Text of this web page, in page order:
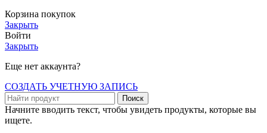
Корзина покупок
Закрыть
Войти
Закрыть
Еще нет аккаунта?
СОЗДАТЬ УЧЕТНУЮ ЗАПИСЬ
Поиск
Начните вводить текст, чтобы увидеть продукты, которые вы
ищете.